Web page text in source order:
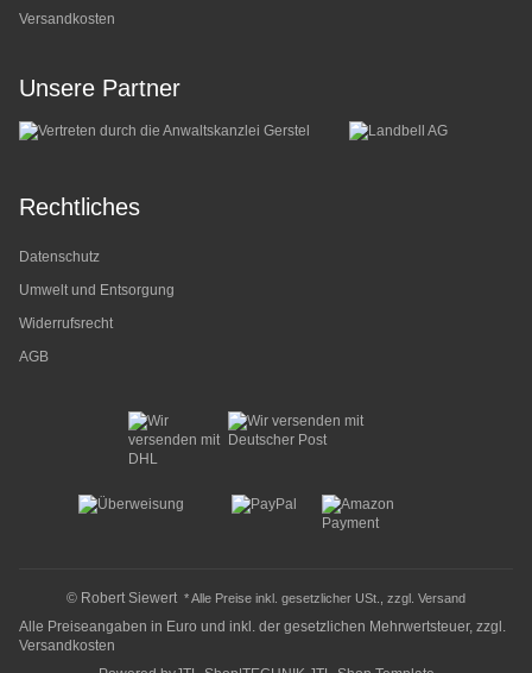
Versandkosten
Unsere Partner
Rechtliches
Datenschutz
Umwelt und Entsorgung
Widerrufsrecht
AGB
© Robert Siewert* Alle Preise inkl. gesetzlicher USt., zzgl. Versand
Alle Preiseangaben in Euro und inkl. der gesetzlichen Mehrwertsteuer, zzgl.
Versandkosten